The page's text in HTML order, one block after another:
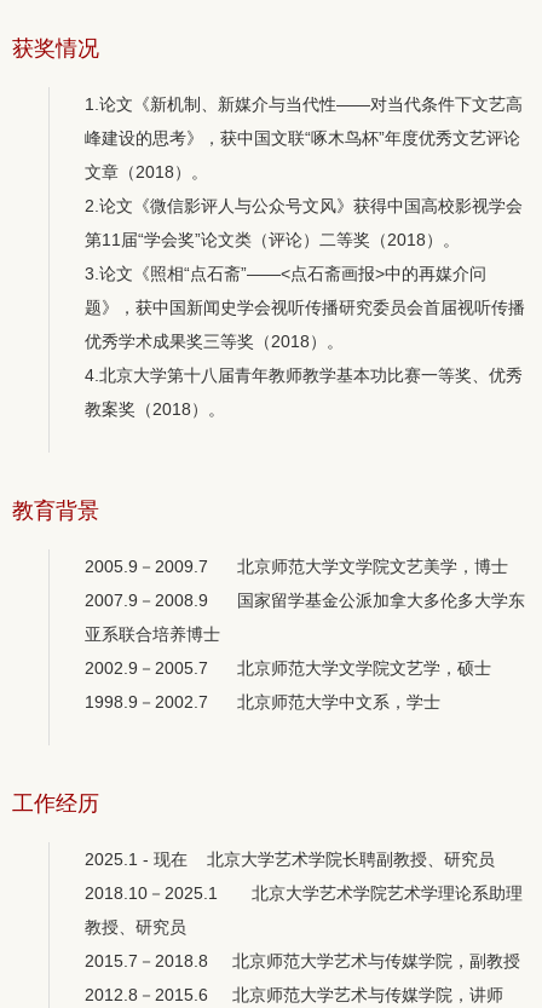
获奖情况
1.论文《新机制、新媒介与当代性——对当代条件下文艺高
峰建设的思考》，获中国文联“啄木鸟杯”年度优秀文艺评论
文章（2018）。
2.论文《微信影评人与公众号文风》获得中国高校影视学会
第11届“学会奖”论文类（评论）二等奖（2018）。
3.论文《照相“点石斋”——<点石斋画报>中的再媒介问
题》，获中国新闻史学会视听传播研究委员会首届视听传播
优秀学术成果奖三等奖（2018）。
4.北京大学第十八届青年教师教学基本功比赛一等奖、优秀
教案奖（2018）。
教育背景
2005.9－2009.7 北京师范大学文学院文艺美学，博士
2007.9－2008.9 国家留学基金公派加拿大多伦多大学东
亚系联合培养博士
2002.9－2005.7 北京师范大学文学院文艺学，硕士
1998.9－2002.7 北京师范大学中文系，学士
工作经历
2025.1 - 现在 北京大学艺术学院长聘副教授、研究员
2018.10－2025.1 北京大学艺术学院艺术学理论系助理
教授、研究员
2015.7－2018.8 北京师范大学艺术与传媒学院，副教授
2012.8－2015.6 北京师范大学艺术与传媒学院，讲师